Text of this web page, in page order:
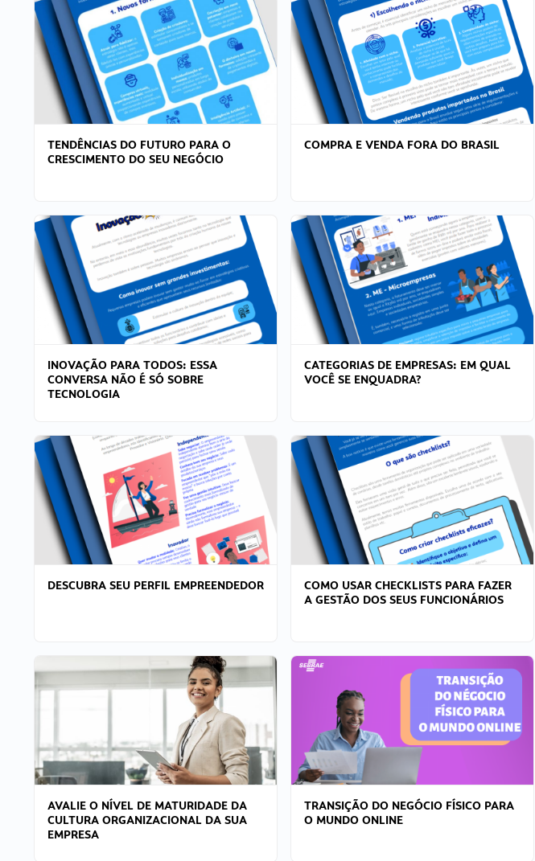
TENDÊNCIAS DO FUTURO PARA O
CRESCIMENTO DO SEU NEGÓCIO
COMPRA E VENDA FORA DO BRASIL
INOVAÇÃO PARA TODOS: ESSA
CONVERSA NÃO É SÓ SOBRE
TECNOLOGIA
CATEGORIAS DE EMPRESAS: EM QUAL
VOCÊ SE ENQUADRA?
DESCUBRA SEU PERFIL EMPREENDEDOR
COMO USAR CHECKLISTS PARA FAZER
A GESTÃO DOS SEUS FUNCIONÁRIOS
AVALIE O NÍVEL DE MATURIDADE DA
CULTURA ORGANIZACIONAL DA SUA
EMPRESA
TRANSIÇÃO DO NEGÓCIO FÍSICO PARA
O MUNDO ONLINE